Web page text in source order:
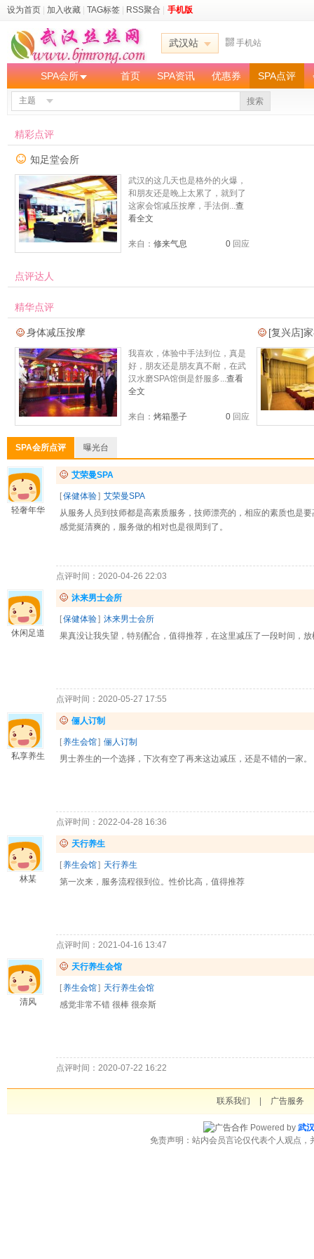
设为首页 加入收藏 TAG标签 RSS聚合 手机版
武汉站 手机站
SPA会所 首页 SPA资讯 优惠券 SPA点评
主题 搜索
精彩点评
知足堂会所
武汉的这几天也是格外的火爆，
和朋友还是晚上太累了，就到了
这家会馆减压按摩，手法倒...查
看全文
0 回应
来自： 修来气息
点评达人
精华点评
身体减压按摩
我喜欢，体验中手法到位，真是
好，朋友还是朋友真不耐，在武
汉水磨SPA馆倒是舒服多...查看
全文
0 回应
来自： 烤箱墨子
[复兴店]
SPA会所点评 曝光台
轻奢年华
艾荣曼SPA
[保健体验] 艾荣曼SPA
从服务人员到技师都是高素质服务，技师漂亮的，相应的素质也是
感觉挺清爽的，服务做的相对也是很周到了。
点评时间：2020-04-26 22:03
休闲足道
沐来男士会所
[保健体验] 沐来男士会所
果真没让我失望，特别配合，值得推荐，在这里减压了一段时间，
点评时间：2020-05-27 17:55
私享养生
俪人订制
[养生会馆] 俪人订制
男士养生的一个选择，下次有空了再来这边减压，还是不错的一家。
点评时间：2022-04-28 16:36
林某
天行养生
[养生会馆] 天行养生
第一次来，服务流程很到位。性价比高，值得推荐
点评时间：2021-04-16 13:47
清风
天行养生会馆
[养生会馆] 天行养生会馆
感觉非常不错 很棒 很奈斯
点评时间：2020-07-22 16:22
联系我们 广告服务
Powered by 武
免责声明：站内会员言论仅代表个人观点